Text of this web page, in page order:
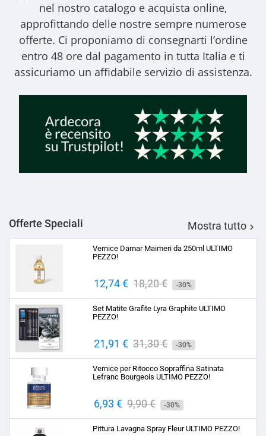
nel nostro catalogo e acquista online,
approfittando delle nostre sempre numerose
offerte. Ci proponiamo di consegnarti l’ordine
entro 48 ore dal pagamento in tutta Italia e ti
assicuriamo un affidabile servizio di assistenza.
Offerte Speciali Mostra tutto 
Vernice Damar Maimeri da 250ml ULTIMO
PEZZO!
Prezzo
12,74 € Prezzo
base
18,20 € -30%
Set Matite Grafite Lyra Graphite ULTIMO
PEZZO!
Prezzo
21,91 € Prezzo
base
31,30 € -30%
Vernice per Ritocco Sopraffina Satinata
Lefranc Bourgeois ULTIMO PEZZO!
Prezzo
6,93 € Prezzo
base
9,90 € -30%
Pittura Lavagna Spray Fleur ULTIMO PEZZO!